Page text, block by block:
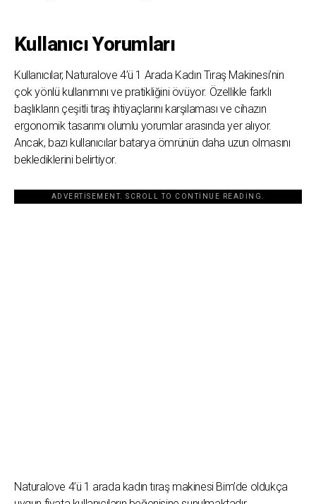
Kullanıcı Yorumları
Kullanıcılar, Naturalove 4’ü 1 Arada Kadın Tıraş Makinesi’nin
çok yönlü kullanımını ve pratikliğini övüyor. Özellikle farklı
başlıkların çeşitli tıraş ihtiyaçlarını karşılaması ve cihazın
ergonomik tasarımı olumlu yorumlar arasında yer alıyor.
Ancak, bazı kullanıcılar batarya ömrünün daha uzun olmasını
beklediklerini belirtiyor.
ADVERTISEMENT. SCROLL TO CONTINUE READING.
Naturalove 4’ü 1 arada kadın tıraş makinesi Bim’de oldukça